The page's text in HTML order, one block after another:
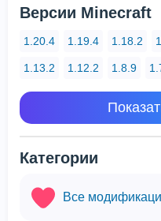
Версии Minecraft
1.20.4 1.19.4 1.18.2
1.13.2 1.12.2 1.8.9
Категории
Все